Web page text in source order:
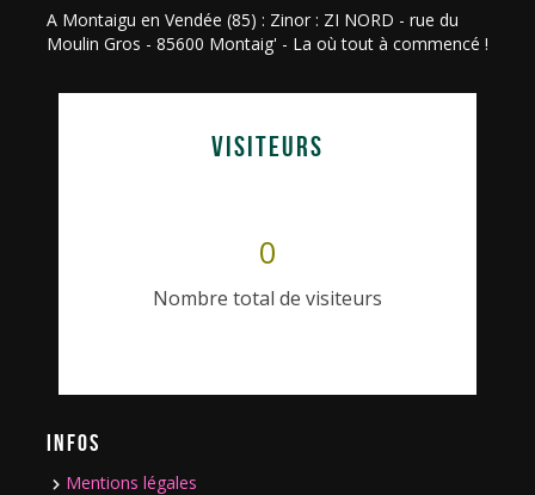
A Montaigu en Vendée (85) : Zinor : ZI NORD - rue du
Moulin Gros - 85600 Montaig' - La où tout à commencé !
VISITEURS
0
Nombre total de visiteurs
INFOS
Mentions légales